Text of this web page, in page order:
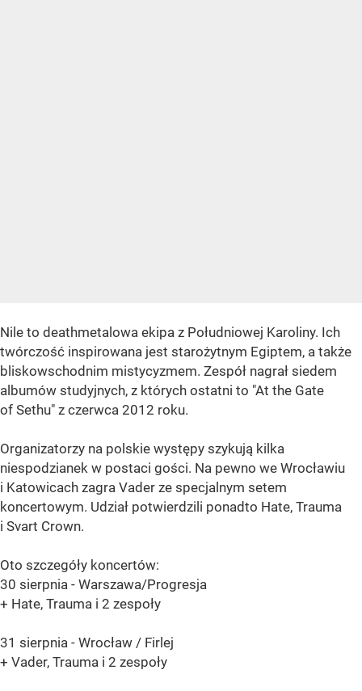
Nile to deathmetalowa ekipa z Południowej Karoliny. Ich
twórczość inspirowana jest starożytnym Egiptem, a także
bliskowschodnim mistycyzmem. Zespół nagrał siedem
albumów studyjnych, z których ostatni to "At the Gate
of Sethu" z czerwca 2012 roku.
Organizatorzy na polskie występy szykują kilka
niespodzianek w postaci gości. Na pewno we Wrocławiu
i Katowicach zagra Vader ze specjalnym setem
koncertowym. Udział potwierdzili ponadto Hate, Trauma
i Svart Crown.
Oto szczegóły koncertów:
30 sierpnia - Warszawa/Progresja
+ Hate, Trauma i 2 zespoły
31 sierpnia - Wrocław / Firlej
+ Vader, Trauma i 2 zespoły